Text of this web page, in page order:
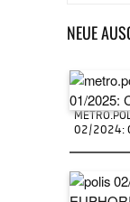
NEUE
02/2024: